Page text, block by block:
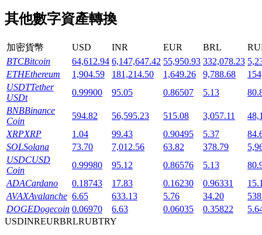
一鍵質押鎖定高收益
Launchpool
活期質押獲得熱門資產
其他數字資產轉換
加密貨幣 USD INR EUR BRL
BTCBitcoin 64,612.94 6,147,647.42 55,950.93 332,078.23
ETHEthereum 1,904.59 181,214.50 1,649.26 9,788.68
USDTTether
USDt
0.99900 95.05 0.86507 5.13
BNBBinance
Coin
594.82 56,595.23 515.08 3,057.11
XRPXRP 1.04 99.43 0.90495 5.37
SOLSolana 73.70 7,012.56 63.82 378.79
USDCUSD
Coin
0.99980 95.12 0.86576 5.13
ADACardano 0.18743 17.83 0.16230 0.96331
AVAXAvalanche 6.65 633.13 5.76 34.20
DOGEDogecoin 0.06970 6.63 0.06035 0.35822
USDINREURBRLRUBTRY